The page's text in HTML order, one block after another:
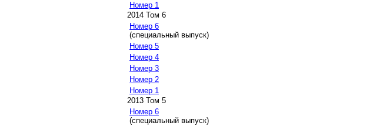
Номер 1
2014 Том 6
Номер 6
(специальный выпуск)
Номер 5
Номер 4
Номер 3
Номер 2
Номер 1
2013 Том 5
Номер 6
(специальный выпуск)